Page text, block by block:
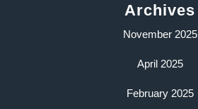
Archives
November 2025
April 2025
February 2025